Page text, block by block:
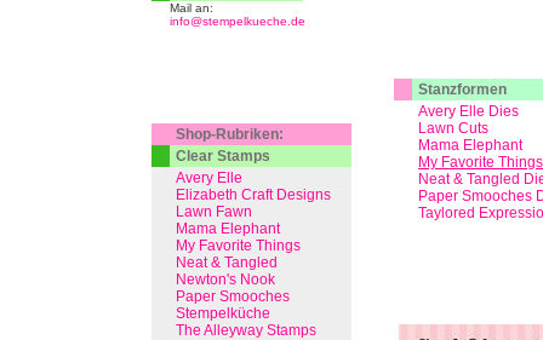
Stanzformen
Avery Elle Dies
Lawn Cuts
Mama Elephant
My Favorite Things
Neat & Tangled
Paper Smooches
Taylored
Mail an:
info@stempelkueche.de
Shop-Rubriken:
Clear Stamps
Avery Elle
Elizabeth Craft Designs
Lawn Fawn
Mama Elephant
My Favorite Things
Neat & Tangled
Newton's Nook
Paper Smooches
Stempelküche
The Alleyway Stamps